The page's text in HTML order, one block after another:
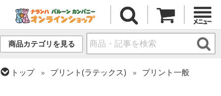
商品カテゴリを見る
トップ プリント(ラテックス)
プリント一般